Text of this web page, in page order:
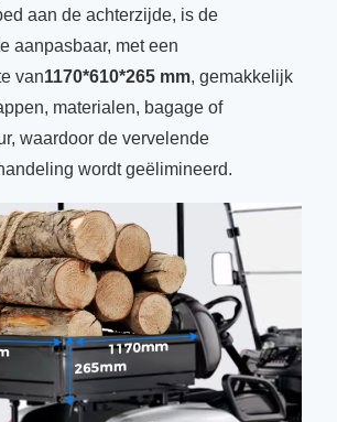
aan de achterzijde, is de
aanpasbaar, met een
van1170*610*265 mm, gemakkelijk
materialen, bagage of
waardoor de vervelende
wordt geëlimineerd.